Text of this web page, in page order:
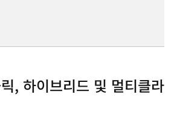
, 하이브리드 및 멀티클라